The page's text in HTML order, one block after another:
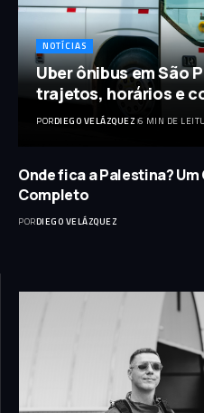
NOTÍCIAS
Uber ônibus em São
trajetos, horários e
PORDIEGO VELÁZQUEZ 6 MIN DE
Onde fica a Palestina? Um
Completo
PORDIEGO VELÁZQUEZ